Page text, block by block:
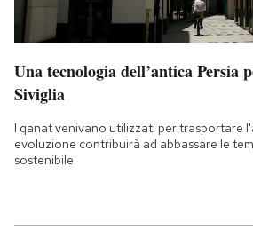
Una tecnologia dell’antica Persia
Siviglia
I qanat venivano utilizzati per trasportare
evoluzione contribuirà ad abbassare le
sostenibile